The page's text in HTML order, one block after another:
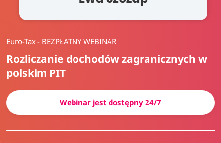
Euro-Tax - BEZPŁATNY WEBINAR
Rozliczanie dochodów zagranicznych w
polskim PIT
Webinar jest dostępny 24/7